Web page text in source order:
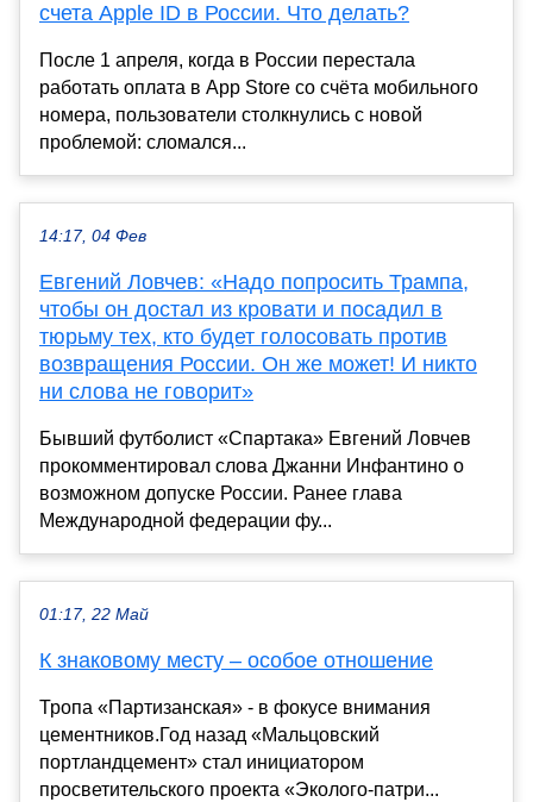
счета Apple ID в России. Что делать?
После 1 апреля, когда в России перестала
работать оплата в App Store со счёта мобильного
номера, пользователи столкнулись с новой
проблемой: сломался...
14:17, 04 Фев
Евгений Ловчев: «Надо попросить Трампа,
чтобы он достал из кровати и посадил в
тюрьму тех, кто будет голосовать против
возвращения России. Он же может! И никто
ни слова не говорит»
Бывший футболист «Спартака» Евгений Ловчев
прокомментировал слова Джанни Инфантино о
возможном допуске России. Ранее глава
Международной федерации фу...
01:17, 22 Май
К знаковому месту – особое отношение
Тропа «Партизанская» - в фокусе внимания
цементников.Год назад «Мальцовский
портландцемент» стал инициатором
просветительского проекта «Эколого-патри...